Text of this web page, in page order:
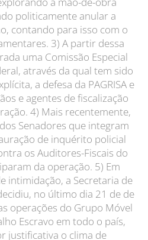
politicamente anular a
contando para isso com o
3) A partir dessa
uma Comissão Especial
através da qual tem sido
a defesa da PAGRISA e
e agentes de fiscalização
4) Mais recentemente,
Senadores que integram
de inquérito policial
os Auditores-Fiscais do
da operação. 5) Em
intimidação, a Secretaria de
no último dia 21 de de
operações do Grupo Móvel
Escravo em todo o país,
justificativa o clima de